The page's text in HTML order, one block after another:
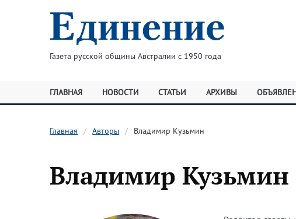
Газета русской общины Австралии с 1950 года
ГЛАВНАЯ НОВОСТИ СТАТЬИ АРХИВЫ
Главная Авторы Владимир Кузьмин
Владимир Кузьмин